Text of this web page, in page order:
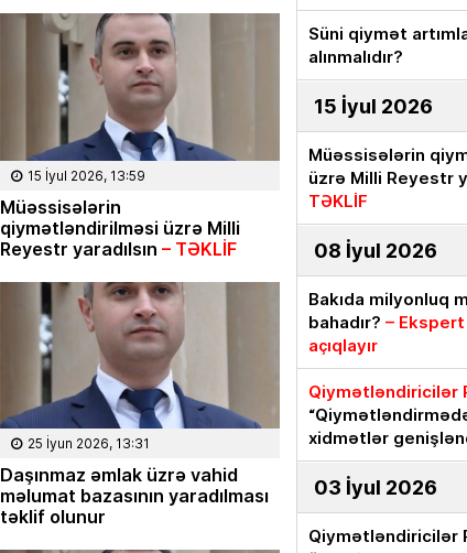
15 İyul 2026, 13:59
Müəssisələrin
qiymətləndirilməsi üzrə Milli
Reyestr yaradılsın – TƏKLİF
25 İyun 2026, 13:31
Daşınmaz əmlak üzrə vahid
məlumat bazasının yaradılması
təklif olunur
Süni qiymət
alınmalıdır?
15 İyul 2026
Müəssisələrin
üzrə Milli Reyestr
TƏKLİF
08 İyul 2026
Bakıda milyonluq
bahadır? –
açıqlayır
Qiymətləndiricilər
xidmətlər
03 İyul 2026
Qiymətləndiricilər